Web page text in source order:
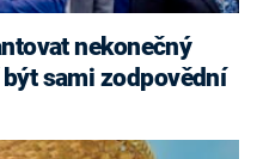
sami zodpovědní